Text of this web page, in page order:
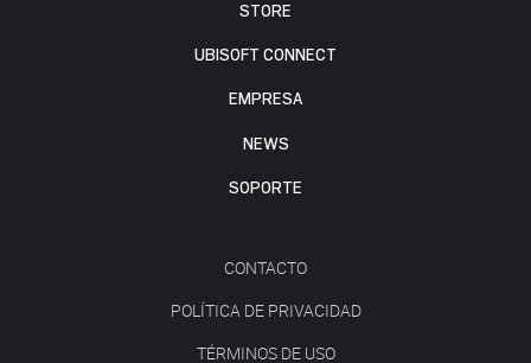
STORE
UBISOFT CONNECT
EMPRESA
NEWS
SOPORTE
CONTACTO
POLÍTICA DE PRIVACIDAD
TÉRMINOS DE USO